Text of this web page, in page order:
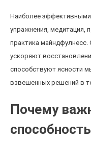
Наиболее
упражнения, медитация,
практика майндфулнесс.
ускоряют
способствуют ясности
взвешенных решений в
Почему